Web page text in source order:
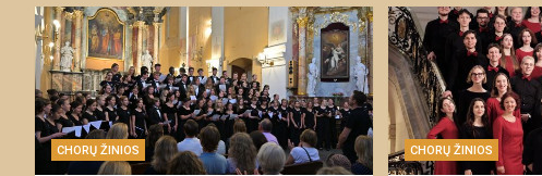
CHORŲ ŽINIOS CHORŲ ŽINIOS